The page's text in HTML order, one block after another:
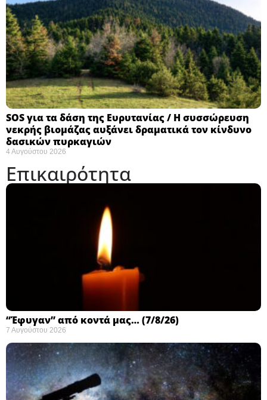
SOS για τα δάση της Ευρυτανίας / Η συσσώρευση
νεκρής βιομάζας αυξάνει δραματικά τον κίνδυνο
δασικών πυρκαγιών
4 Αυγούστου 2026
Επικαιρότητα
“Έφυγαν” από κοντά μας… (7/8/26)
7 Αυγούστου 2026